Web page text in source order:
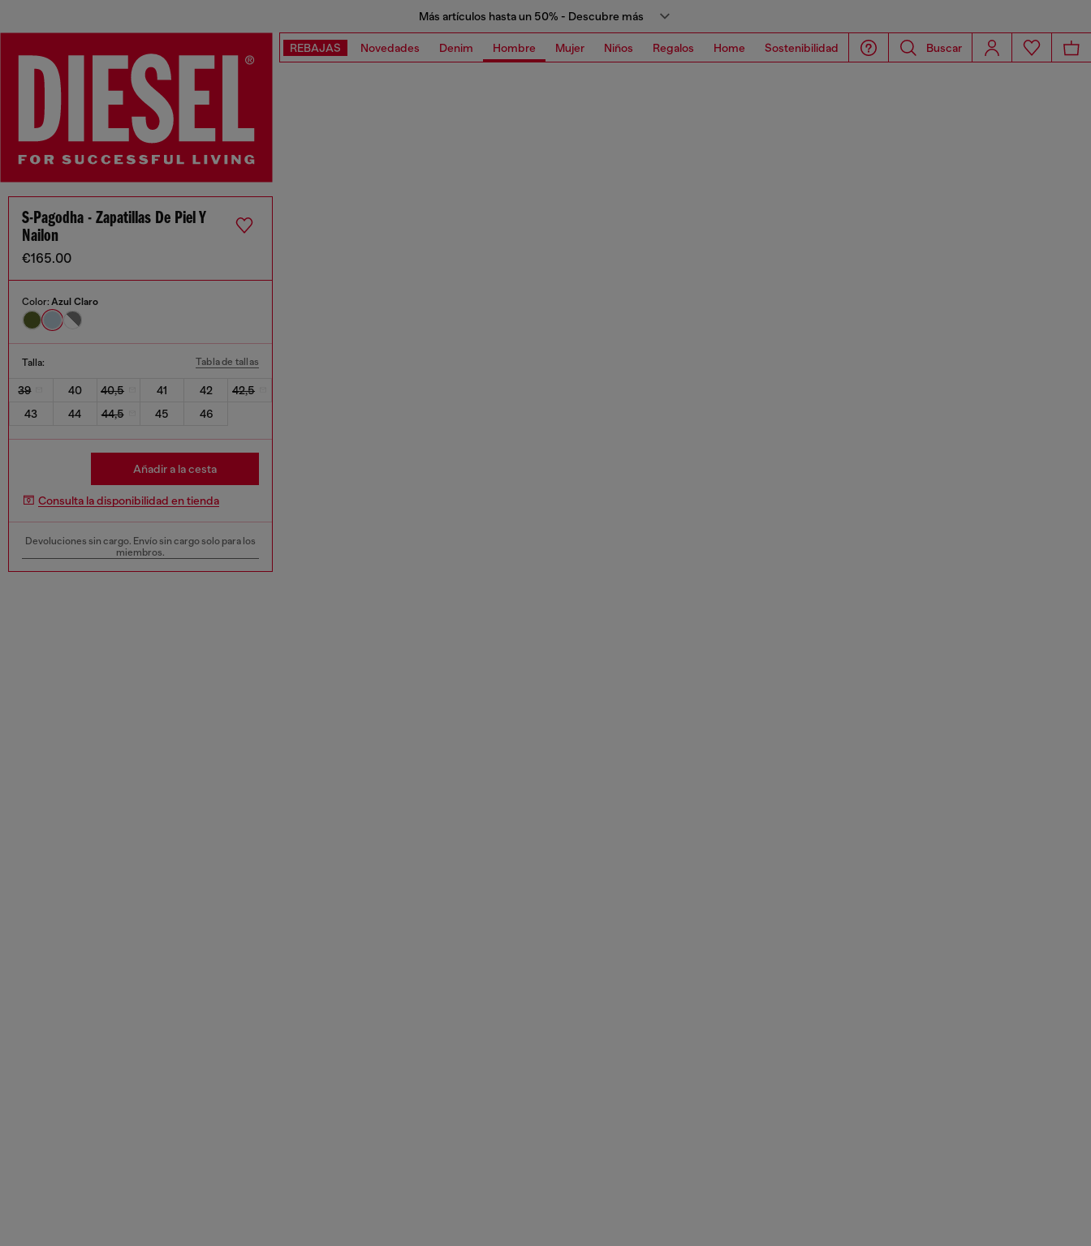
Más artículos hasta un 50% - Descubre más
REBAJAS Novedades Denim Hombre Mujer Niños Regalos Home Sostenibilidad Buscar
S-Pagodha - Zapatillas De Piel Y
Nailon
€165.00
Color: Azul Claro
Talla: Tabla de tallas
39 40 40,5 41 42
42,5
43
44 44,5 45 46
Añadir a la cesta
Consulta la disponibilidad en tienda
Devoluciones sin cargo. Envío sin cargo solo para los
miembros.